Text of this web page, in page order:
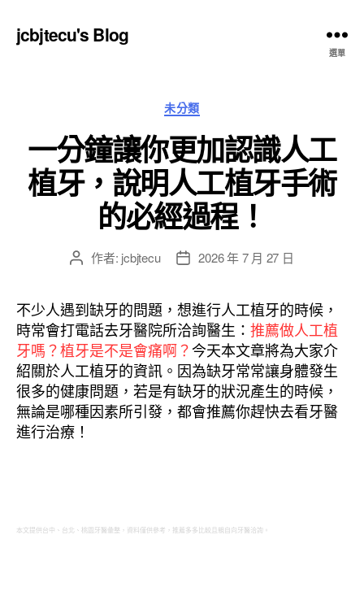
jcbjtecu's Blog
選單
分
類
未分類
一分鐘讓你更加認識人工
植牙，說明人工植牙手術
的必經過程！
文
者
作者: jcbjtecu
文
佈
日
期
2026 年 7 月 27 日
不少人遇到缺牙的問題，想進行人工植牙的時候，
時常會打電話去牙醫院所洽詢醫生： 推薦做人工植
牙嗎？植牙是不是會痛啊？今天本文章將為大家介
紹關於人工植牙的資訊。因為缺牙常常讓身體發生
很多的健康問題，若是有缺牙的狀況產生的時候，
無論是哪種因素所引發，都會推薦你趕快去看牙醫
進行治療！
本文提供台中、台北、桃園牙醫彙整，資料僅供參考，推薦多多比較且親自向牙醫洽詢。